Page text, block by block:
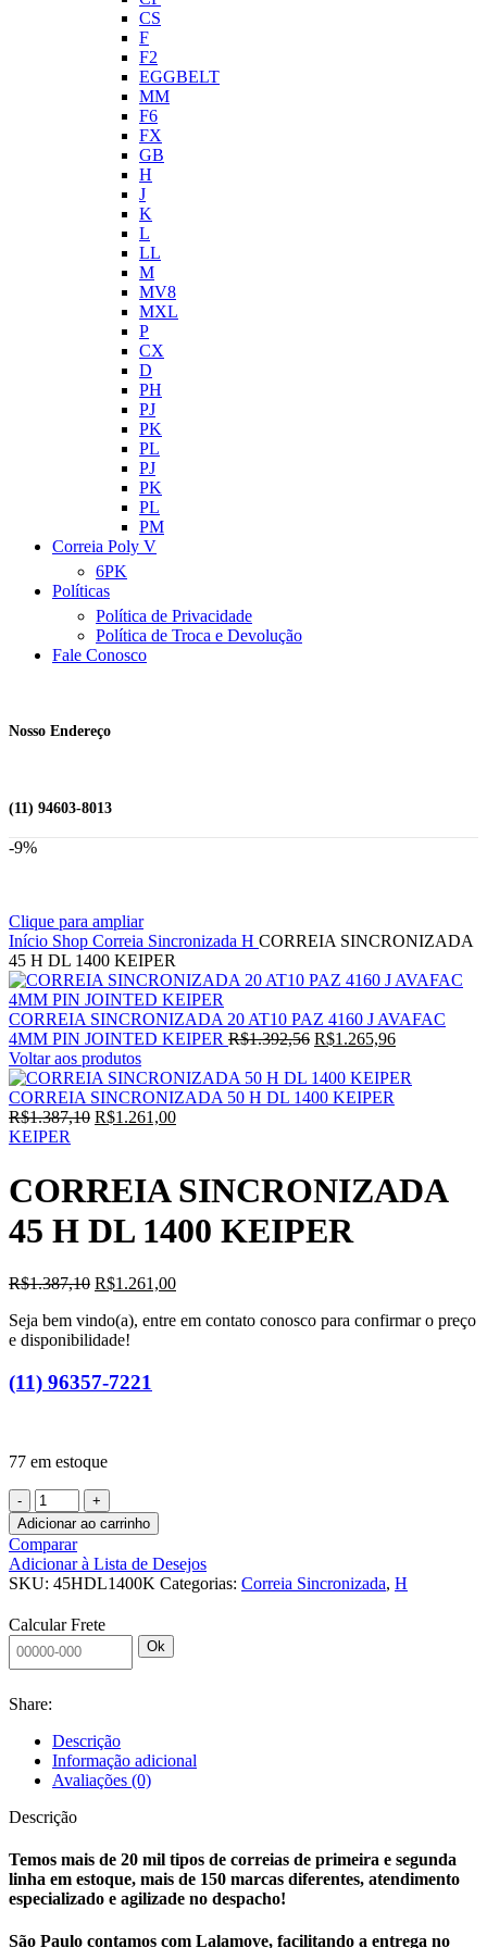
CS
F
F2
EGGBELT
MM
F6
FX
GB
H
J
K
L
LL
M
MV8
MXL
P
CX
D
PH
PJ
PK
PL
PJ
PK
PL
PM
Correia Poly V
6PK
Políticas
Política de Privacidade
Política de Troca e Devolução
Fale Conosco
Nosso Endereço
(11) 94603-8013
-9%
Clique para ampliar
Início Shop Correia Sincronizada H CORREIA SINCRONIZADA
45 H DL 1400 KEIPER
CORREIA SINCRONIZADA 20 AT10 PAZ 4160 J AVAFAC
4MM PIN JOINTED KEIPER R$1.392,56 O
original
era:
R$1.265,96O
atual
Voltar aos produtos
CORREIA SINCRONIZADA 50 H DL 1400 KEIPER
R$1.387,10 O
era:
R$1.387,10.
R$1.261,00O
é:
R$1.261,00.
KEIPER
CORREIA SINCRONIZADA
45 H DL 1400 KEIPER
R$1.387,10 O
original
era:
R$1.261,00O
atual
Seja bem vindo(a), entre em contato conosco para confirmar o preço
e disponibilidade!
(11) 96357-7221
77 em estoque
CORREIA
SINCRONIZADA
45
H
DL
1400
KEIPER
quantidade
Adicionar ao carrinho
Comparar
Adicionar à Lista de Desejos
SKU: 45HDL1400K Categorias: Correia Sincronizada, H
Calcular Frete
Ok
Share:
Descrição
Informação adicional
Avaliações (0)
Descrição
Temos mais de 20 mil tipos de correias de primeira e segunda
linha em estoque, mais de 150 marcas diferentes, atendimento
especializado e agilizade no despacho!
São Paulo contamos com Lalamove, facilitando a entrega no